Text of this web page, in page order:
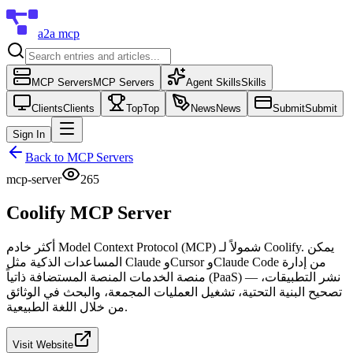
a2a mcp
MCP Servers MCP Servers Agent SkillsSkills
ClientsClients TopTop News News SubmitSubmit
Sign In
Back to MCP Servers
mcp-server
265
Coolify MCP Server
أكثر خادم Model Context Protocol (MCP) شمولاً لـ Coolify. يمكن
المساعدات الذكية مثل Claude وCursor وClaude Code من إدارة
منصة الخدمات المنصة المستضافة ذاتياً (PaaS) — نشر التطبيقات،
تصحيح البنية التحتية، تشغيل العمليات المجمعة، والبحث في الوثائق
من خلال اللغة الطبيعية.
Visit Website